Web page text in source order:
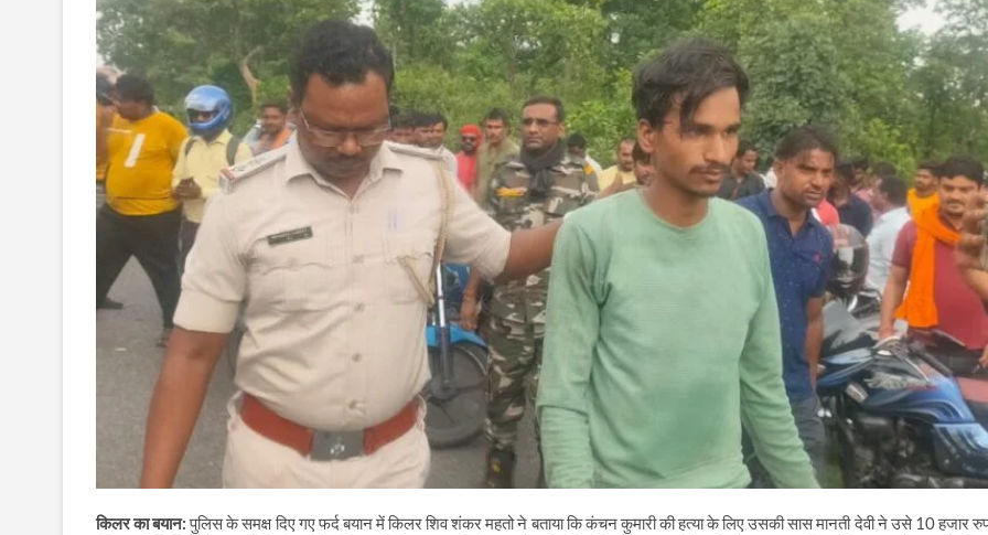
किलर का बयान:पुलिस के समक्ष दिए गए फर्द बयान में किलर शिव शंकर महतो ने बताया कि कंचन कुमारी की हत्या के लिए उसकी सास मानती देवी ने उसे 10 हजार